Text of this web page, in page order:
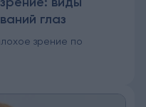
глаз
зрение по